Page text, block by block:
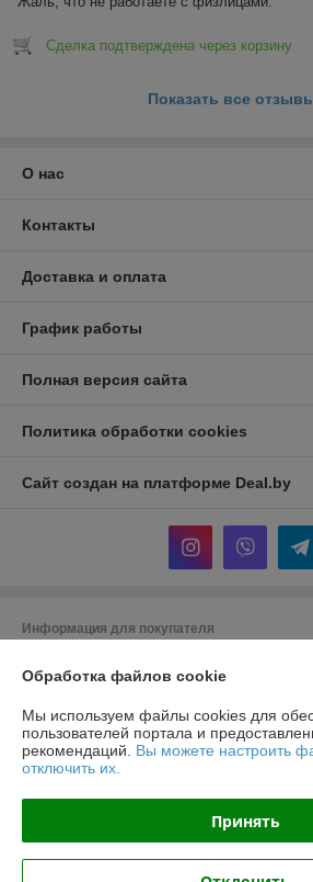
Сделка подтверждена через корзину
Показать все
О нас
Контакты
Доставка и оплата
График работы
Полная версия сайта
Политика обработки cookies
Сайт создан на платформе Deal.by
Информация для покупателя
"Хотокси"
Краснознаменная, д. 6, пом. 1-36
Регистрационный номер ЕГР: 291290220
Регистрационный орган: Администрация
Обработка файлов cookie
Мы используем файлы cookies для
пользователей портала и
рекомендаций. Вы можете настроить
отключить их.
Принять